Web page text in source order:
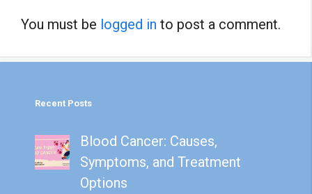
You must be logged in to post a comment.
Recent Posts
Blood Cancer: Causes,
Symptoms, and Treatment
Options